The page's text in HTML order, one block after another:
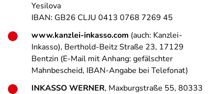
Yesilova
IBAN: GB26 CLJU 0413 0768 7269 45
www.kanzlei-inkasso.com (auch: Kanzlei-
Inkasso), Berthold-Beitz Straße 23, 17129
Bentzin (E-Mail mit Anhang: gefälschter
Mahnbescheid, IBAN-Angabe bei Telefonat)
INKASSO WERNER, Maxburgstraße 55, 80333